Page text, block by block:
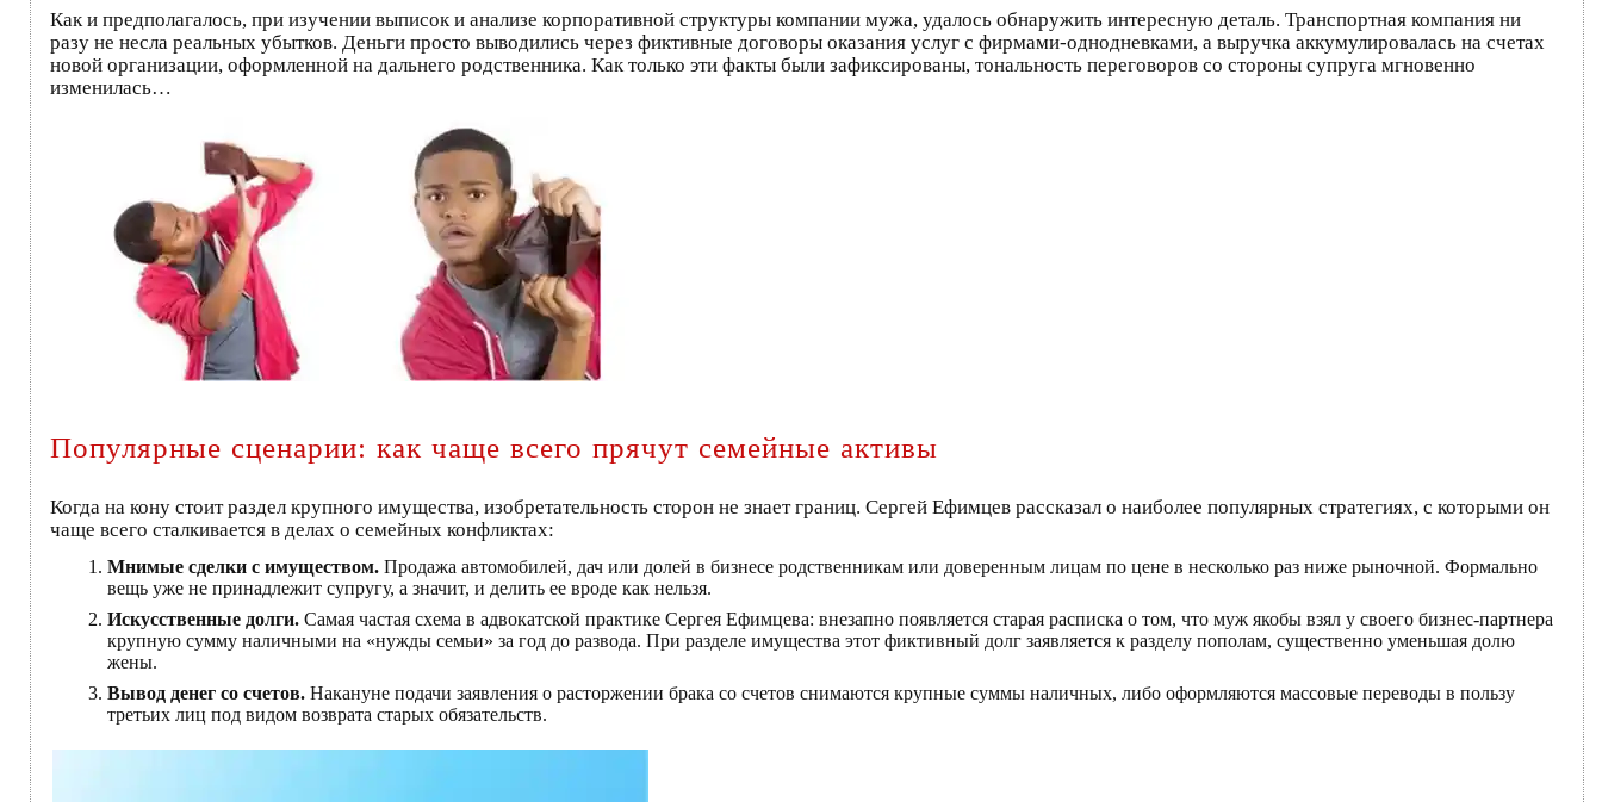
Как и предполагалось, при изучении выписок и анализе корпоративной структуры компании мужа, удалось обнаружить интересную деталь. Транспортная компания ни
разу не несла реальных убытков. Деньги просто выводились через фиктивные договоры оказания услуг с фирмами-однодневками, а выручка аккумулировалась на счетах
новой организации, оформленной на дальнего родственника. Как только эти факты были зафиксированы, тональность переговоров со стороны супруга мгновенно
изменилась…
Популярные сценарии: как чаще всего прячут семейные активы
Когда на кону стоит раздел крупного имущества, изобретательность сторон не знает границ. Сергей Ефимцев рассказал о наиболее популярных стратегиях, с которыми он
чаще всего сталкивается в делах о семейных конфликтах:
Мнимые сделки с имуществом. Продажа автомобилей, дач или долей в бизнесе родственникам или доверенным лицам по цене в несколько раз ниже рыночной. Формально
вещь уже не принадлежит супругу, а значит, и делить ее вроде как нельзя.
Искусственные долги. Самая частая схема в адвокатской практике Сергея Ефимцева: внезапно появляется старая расписка о том, что муж якобы взял у своего бизнес-партнера
крупную сумму наличными на «нужды семьи» за год до развода. При разделе имущества этот фиктивный долг заявляется к разделу пополам, существенно уменьшая долю
жены.
Вывод денег со счетов. Накануне подачи заявления о расторжении брака со счетов снимаются крупные суммы наличных, либо оформляются массовые переводы в пользу
третьих лиц под видом возврата старых обязательств.